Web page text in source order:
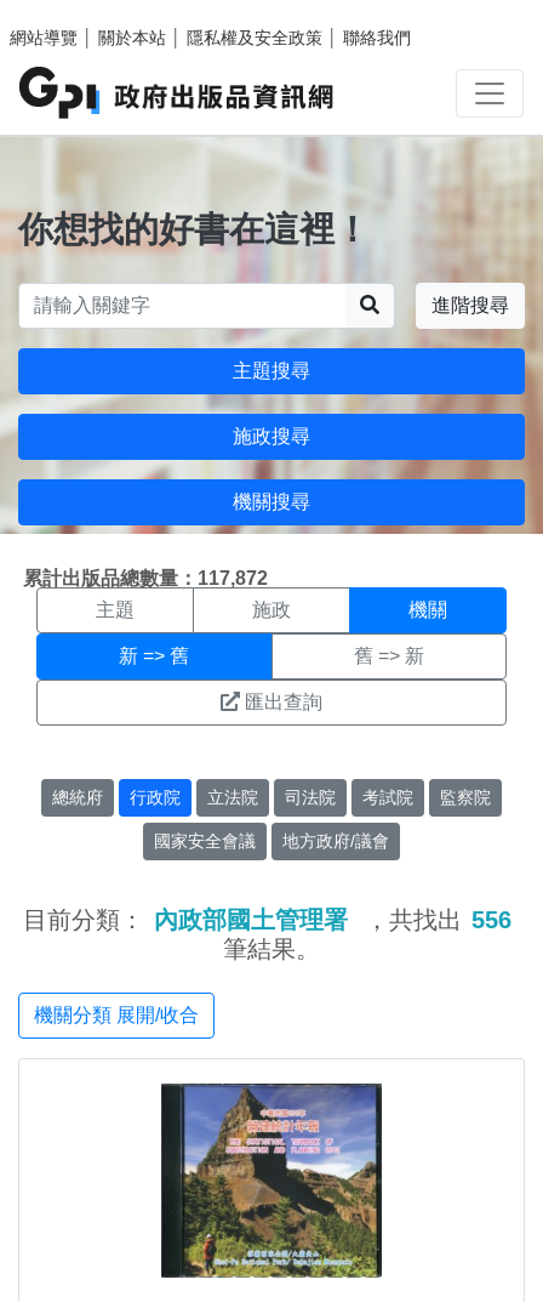
網站導覽
關於本站 隱私權及安全政策 聯絡我們
你想找的好書在這裡！
進階搜尋
主題搜尋
施政搜尋
機關搜尋
累計出版品總數量：117,872
機關搜尋結果頁面
主題 施政 機關
新 => 舊 舊 => 新
匯出查詢
總統府 行政院 立法院 司法院 考試院 監察院
國家安全會議 地方政府/議會
目前分類： 內政部國土管理署 ，共找出 556
筆結果。
機關分類 展開/收合